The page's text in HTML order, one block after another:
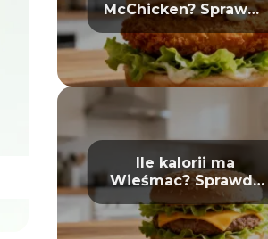
McChicken? Sprawdź
wartości odżywcze
Ile kalorii ma
Wieśmac? Sprawdź
wartości odżywcze